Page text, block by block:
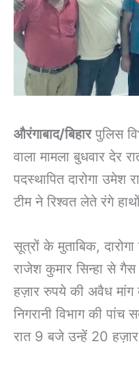
औरंगाबाद/बिहारपुलिस
वाला मामला बुधवार देर
पदस्थापित दारोगा उमेश
टीम ने रिश्वत लेते रंगे
सूत्रों के मुताबिक,
राजेश कुमार सिन्हा से
हज़ार रुपये की अवैध
निगरानी विभाग की पांच
रात 9 बजे उन्हें 20 हज़ार